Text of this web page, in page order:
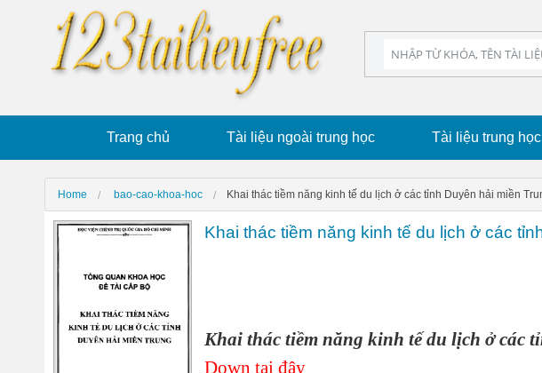
Trang chủ Tài liệu ngoài trung học Tài liệu trung học
Home bao-cao-khoa-hoc Khai thác tiềm năng kinh tế du lịch ở các tỉnh Duyên hải miền
Khai thác tiềm năng kinh tế du lịch ở các
Khai thác tiềm năng kinh tế du lịch ở các
Down tại đây